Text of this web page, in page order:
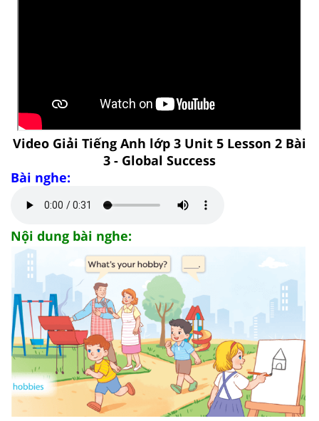
Video Giải Tiếng Anh lớp 3 Unit 5 Lesson 2 Bài
3 - Global Success
Bài nghe:
Nội dung bài nghe: